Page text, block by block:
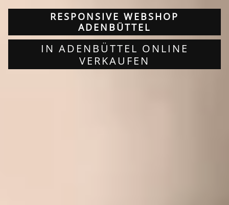
RESPONSIVE WEBSHOP
ADENBÜTTEL
IN ADENBÜTTEL ONLINE
VERKAUFEN